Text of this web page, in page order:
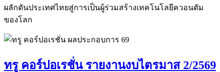
ผลักดันประเทศไทยสู่การเป็นผู้ร่วมสร้างเทคโนโลยีควอนตัม
ของโลก
ทรู คอร์ปอเรชั่น รายงานงบไตรมาส 2/2569